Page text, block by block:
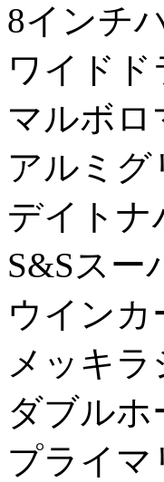
8インチ
ワイドド
マルボロ
アルミ
デイトナ
S&Sスー
ウインカ
メッキ
ダブルホ
プライマ